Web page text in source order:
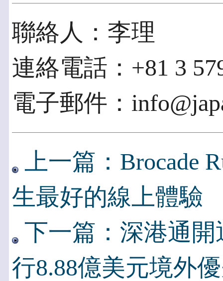
聯絡人：李理
連絡電話：+81 3
電子郵件：
上一篇：Brocade
生最好的線上體驗
下一篇：深港通
行8.88億美元境外